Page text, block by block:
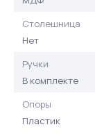
Столешница
Нет
Ручки
В комплекте
Опоры
Пластик